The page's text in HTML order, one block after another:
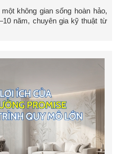
không gian sống hoàn hảo,
năm, chuyên gia kỹ thuật từ